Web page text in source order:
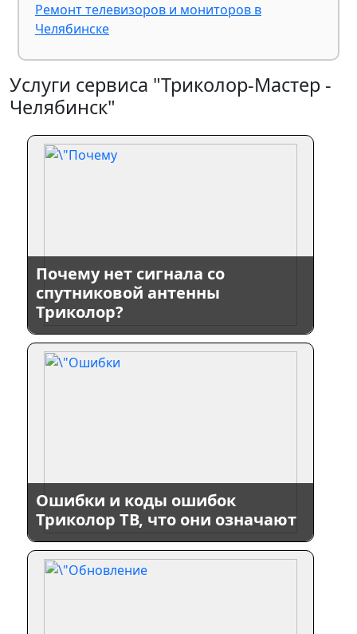
Ремонт телевизоров и мониторов в
Челябинске
Услуги сервиса "Триколор-Мастер -
Челябинск"
Почему нет сигнала со
спутниковой антенны
Триколор?
Ошибки и коды ошибок
Триколор ТВ, что они означают